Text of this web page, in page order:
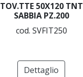
TOV.TTE 50X120 TNT
SABBIA PZ.200
cod. SVFIT250
Dettaglio